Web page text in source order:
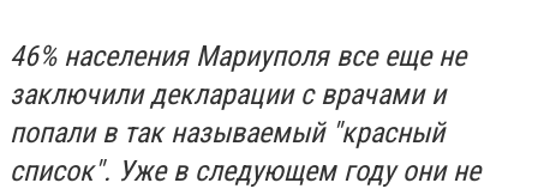
46% населения Мариуполя все еще не
заключили декларации с врачами и
попали в так называемый "красный
список". Уже в следующем году они не